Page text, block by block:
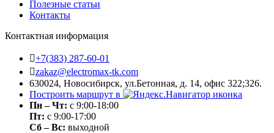
Полезные статьи
Контакты
Контактная информация
+7(383) 287-60-01
zakaz@electromax-tk.com
630024, Новосибирск, ул.Бетонная, д. 14, офис 322;326.
Построить маршрут в
Пн – Чт: с 9:00-18:00
Пт: с 9:00-17:00
Сб – Вс: выходной